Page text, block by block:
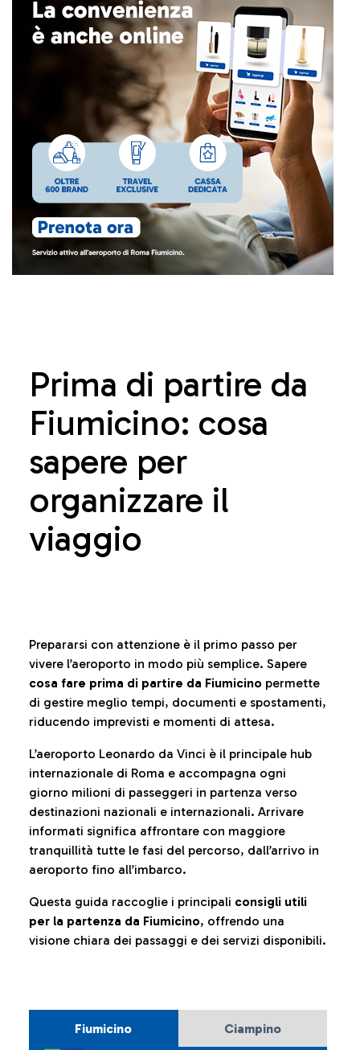
Prima di partire da
Fiumicino: cosa
sapere per
organizzare il
viaggio
Prepararsi con attenzione è il primo passo per
vivere l’aeroporto in modo più semplice. Sapere
cosa fare prima di partire da Fiumicino permette
di gestire meglio tempi, documenti e spostamenti,
riducendo imprevisti e momenti di attesa.
L’aeroporto Leonardo da Vinci è il principale hub
internazionale di Roma e accompagna ogni
giorno milioni di passeggeri in partenza verso
destinazioni nazionali e internazionali. Arrivare
informati significa affrontare con maggiore
tranquillità tutte le fasi del percorso, dall’arrivo in
aeroporto fino all’imbarco.
Questa guida raccoglie i principali consigli utili
per la partenza da Fiumicino, offrendo una
visione chiara dei passaggi e dei servizi disponibili.
Fiumicino Ciampino